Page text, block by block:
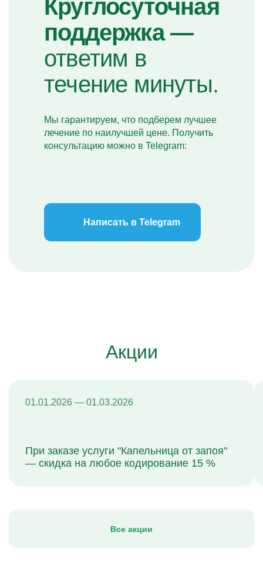
Круглосуточная
поддержка —
ответим в
течение минуты.
Мы гарантируем, что подберем лучшее
лечение по наилучшей цене. Получить
консультацию можно в Telegram:
Написать в Telegram
Акции
01.01.2026 — 01.03.2026
При заказе услуги "Капельница от запоя"
— скидка на любое кодирование 15 %
Все акции